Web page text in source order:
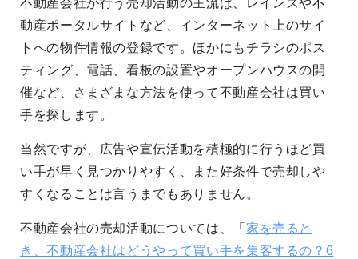
不動産会社が行う売却活動の主流は、レインズや不
動産ポータルサイトなど、インターネット上のサイ
トへの物件情報の登録です。ほかにもチラシのポス
ティング、電話、看板の設置やオープンハウスの開
催など、さまざまな方法を使って不動産会社は買い
手を探します。
当然ですが、広告や宣伝活動を積極的に行うほど買
い手が早く見つかりやすく、また好条件で売却しや
すくなることは言うまでもありません。
不動産会社の売却活動については、「 家を売ると
き、不動産会社はどうやって買い手を集客するの？6